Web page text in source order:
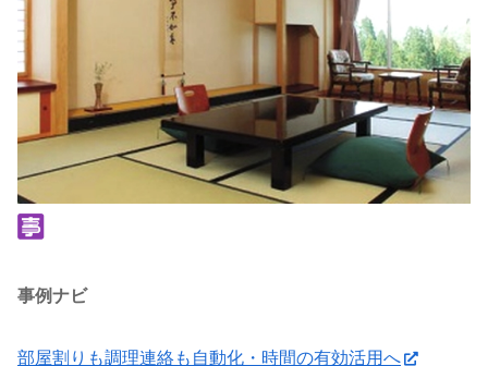
事例ナビ
部屋割りも調理連絡も自動化・時間の有効活用へ